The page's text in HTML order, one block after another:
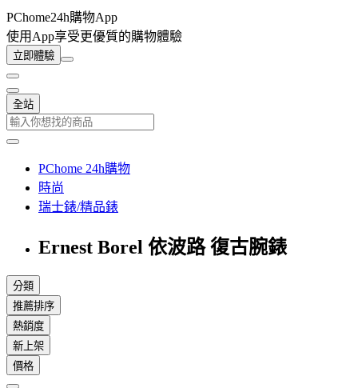
PChome24h購物App
使用App享受更優質的購物體驗
立即體驗
全站
PChome 24h購物
時尚
瑞士錶/精品錶
Ernest Borel 依波路 復古腕錶
分類
推薦排序
熱銷度
新上架
價格